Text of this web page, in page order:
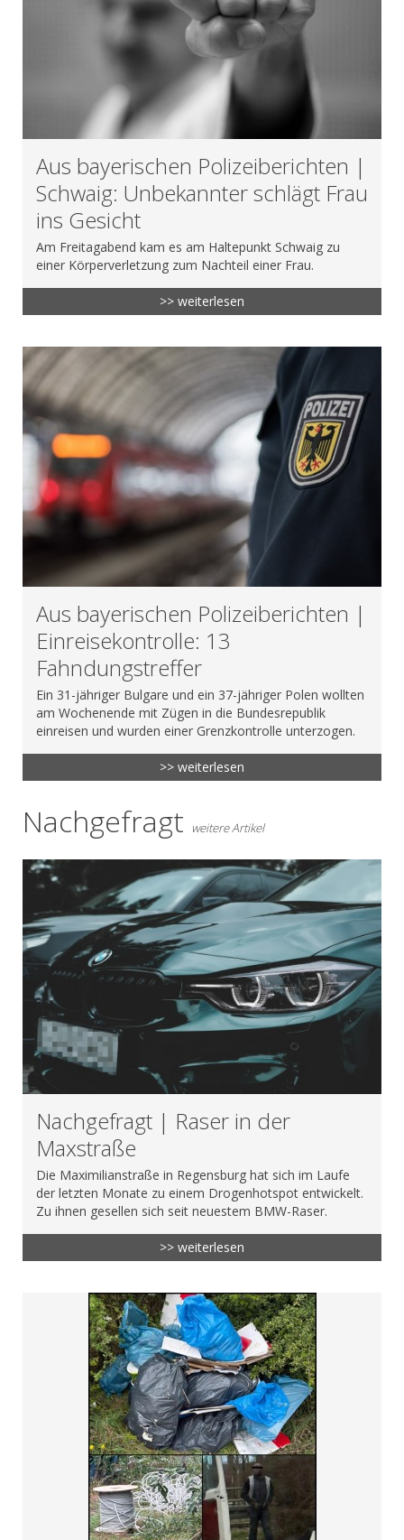
Aus bayerischen Polizeiberichten |
Schwaig: Unbekannter schlägt Frau
ins Gesicht
Am Freitagabend kam es am Haltepunkt Schwaig zu
einer Körperverletzung zum Nachteil einer Frau.
>> weiterlesen
Aus bayerischen Polizeiberichten |
Einreisekontrolle: 13
Fahndungstreffer
Ein 31-jähriger Bulgare und ein 37-jähriger Polen wollten
am Wochenende mit Zügen in die Bundesrepublik
einreisen und wurden einer Grenzkontrolle unterzogen.
>> weiterlesen
Nachgefragt weitere Artikel
Nachgefragt | Raser in der
Maxstraße
Die Maximilianstraße in Regensburg hat sich im Laufe
der letzten Monate zu einem Drogenhotspot entwickelt.
Zu ihnen gesellen sich seit neuestem BMW-Raser.
>> weiterlesen